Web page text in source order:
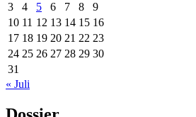
3
4 5 6 7 8
9
10 11 12 13 14 15 16
17 18 19 20 21 22 23
24 25 26 27 28 29 30
31
« Juli